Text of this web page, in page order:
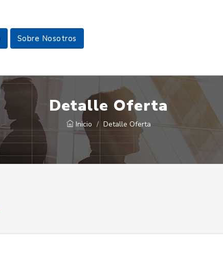
Sobre Nosotros
Detalle Oferta
Inicio Detalle Oferta